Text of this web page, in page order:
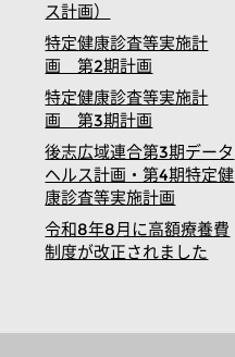
ス計画）
特定健康診査等実施計
画 第2期計画
特定健康診査等実施計
画 第3期計画
後志広域連合第3期データ
ヘルス計画・第4期特定健
康診査等実施計画
令和8年8月に高額療養費
制度が改正されました